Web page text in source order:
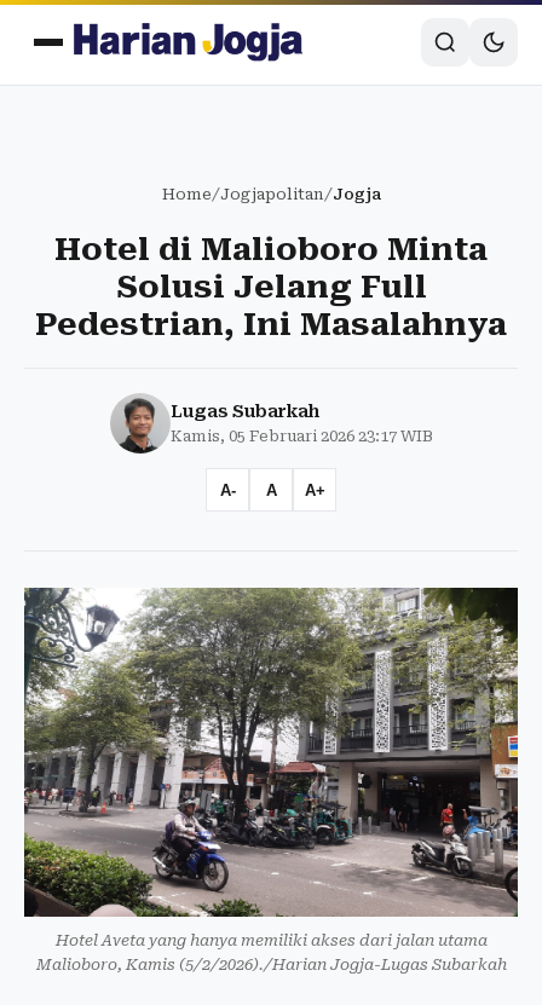
Home/Jogjapolitan/Jogja
Hotel di Malioboro Minta
Solusi Jelang Full
Pedestrian, Ini Masalahnya
Lugas Subarkah
Kamis, 05 Februari 2026 23:17 WIB
A- A A+
Hotel Aveta yang hanya memiliki akses dari jalan utama
Malioboro, Kamis (5/2/2026)./Harian Jogja-Lugas Subarkah